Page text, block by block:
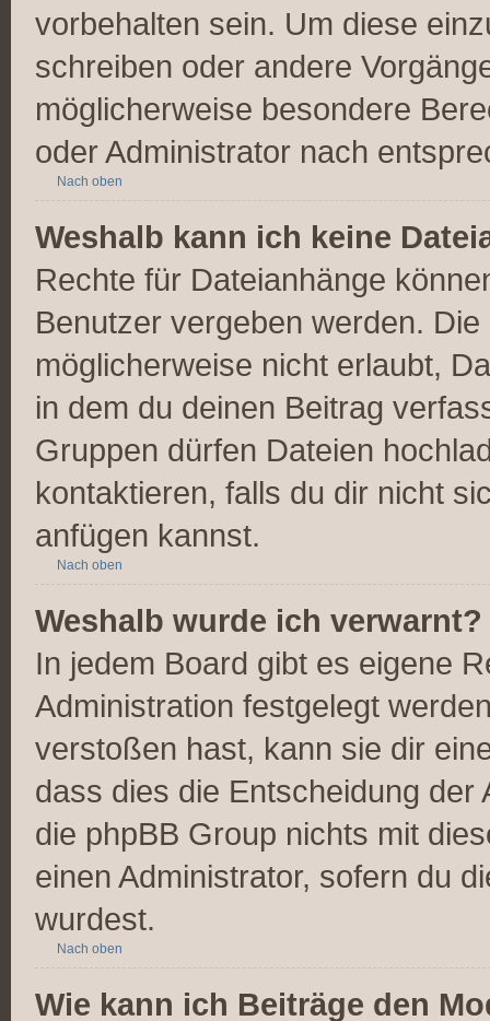
vorbehalten sein. Um diese
schreiben oder andere
möglicherweise besondere
oder Administrator nach
Nach oben
Weshalb kann ich keine
Rechte für Dateianhänge
Benutzer vergeben werden.
möglicherweise nicht erlaubt,
in dem du deinen Beitrag
Gruppen dürfen Dateien
kontaktieren, falls du dir nicht
anfügen kannst.
Nach oben
Weshalb wurde ich verwarnt?
In jedem Board gibt es eigene
Administration festgelegt
verstoßen hast, kann sie dir
dass dies die Entscheidung
die phpBB Group nichts mit
einen Administrator, sofern du
wurdest.
Nach oben
Wie kann ich Beiträge den